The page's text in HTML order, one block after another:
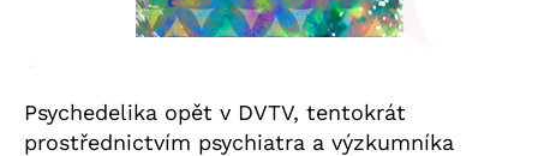
Psychedelika opět v DVTV, tentokrát
prostřednictvím psychiatra a výzkumníka